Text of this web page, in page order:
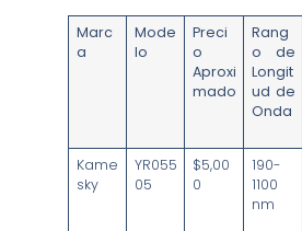
Marc
a
Mode
lo
Preci
o
Aproxi
mado
Rang
o de
Longit
ud de
Onda
Kame
sky
YR055
05
$5,00
0
190-
1100
nm